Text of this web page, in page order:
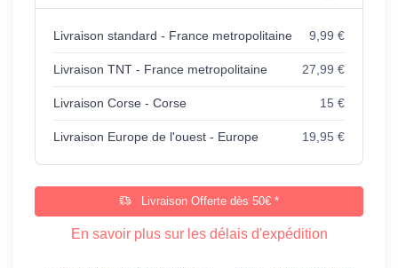
Livraison standard - France metropolitaine 9,99 €
Livraison TNT - France metropolitaine 27,99 €
Livraison Corse - Corse 15 €
Livraison Europe de l'ouest - Europe 19,95 €
Livraison Offerte dès 50€ *
En savoir plus sur les délais d'expédition